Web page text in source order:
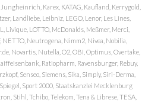
Karex, KATAG, Kaufland, Kerrygold,
Landliebe, Leibniz, LEGO, Lenor, Les Lines,
Livique, LOTTO, McDonalds, Meßmer, Merci,
Neutrogena, Nimm2, Nivea, Nobilia,
Novartis, Nutella, O2, OBI, Optimus, Overtake,
Ratiopharm, Ravensburger, Rebuy,
Senseo, Siemens, Sika, Simply, Siri-Derma,
Sport 2000, Staatskanzlei Mecklenburg
Stihl, Tchibo, Telekom, Tena & Librese, TESA,